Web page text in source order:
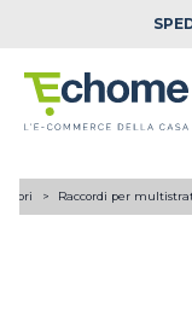
Raccordi per